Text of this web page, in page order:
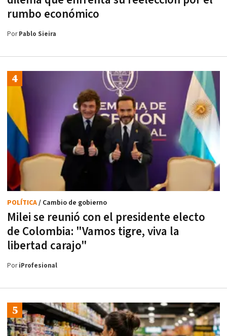
rumbo económico
PorPablo Sieira
Milei se reunió con el presidente electo
de Colombia: "Vamos tigre, viva la
libertad carajo"
POLÍTICA/ Cambio de gobierno
PoriProfesional